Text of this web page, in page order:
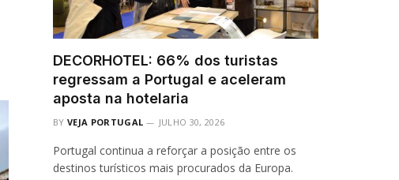
DECORHOTEL: 66% dos turistas
regressam a Portugal e aceleram
aposta na hotelaria
BY VEJA PORTUGAL JULHO 30, 2026
Portugal continua a reforçar a posição entre os
destinos turísticos mais procurados da Europa.